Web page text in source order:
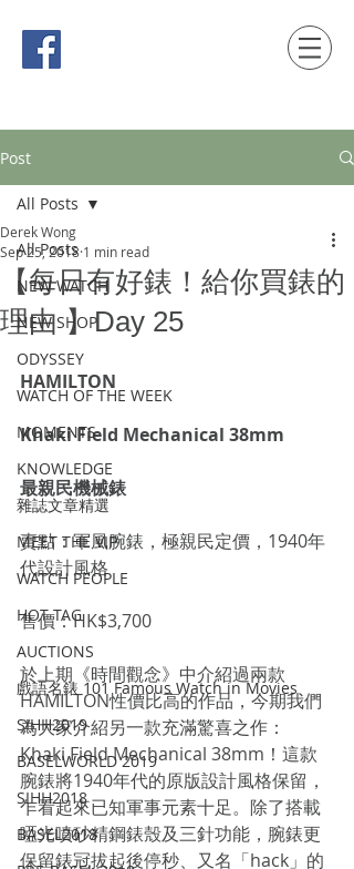
Post
All Posts
NEW WATCH
NEW SHOP
ODYSSEY
WATCH OF THE WEEK
MOMENTS
KNOWLEDGE
雜誌文章精選
MEET THE VIP
WATCH PEOPLE
HOT TAG
AUCTIONS
戲語名錶 101 Famous Watch in Movies
SIHH2019
BASELWORLD 2019
SIHH2018
BASEL2018
All Posts
【每日有好錶！給你買錶的
理由 】Day 25
Derek Wong
Sep 25, 2018 1 min read
HAMILTON
Khaki Field Mechanical 38mm
最親民機械錶
賣點：軍風腕錶，極親民定價，1940年
代設計風格
售價：HK$3,700
於上期《時間觀念》中介紹過兩款
HAMILTON性價比高的作品，今期我們
為大家介紹另一款充滿驚喜之作：
Khaki Field Mechanical 38mm！這款
腕錶將1940年代的原版設計風格保留，
乍看起來已知軍事元素十足。除了搭載
啞光噴砂精鋼錶殼及三針功能，腕錶更
保留錶冠拔起後停秒、又名「hack」的